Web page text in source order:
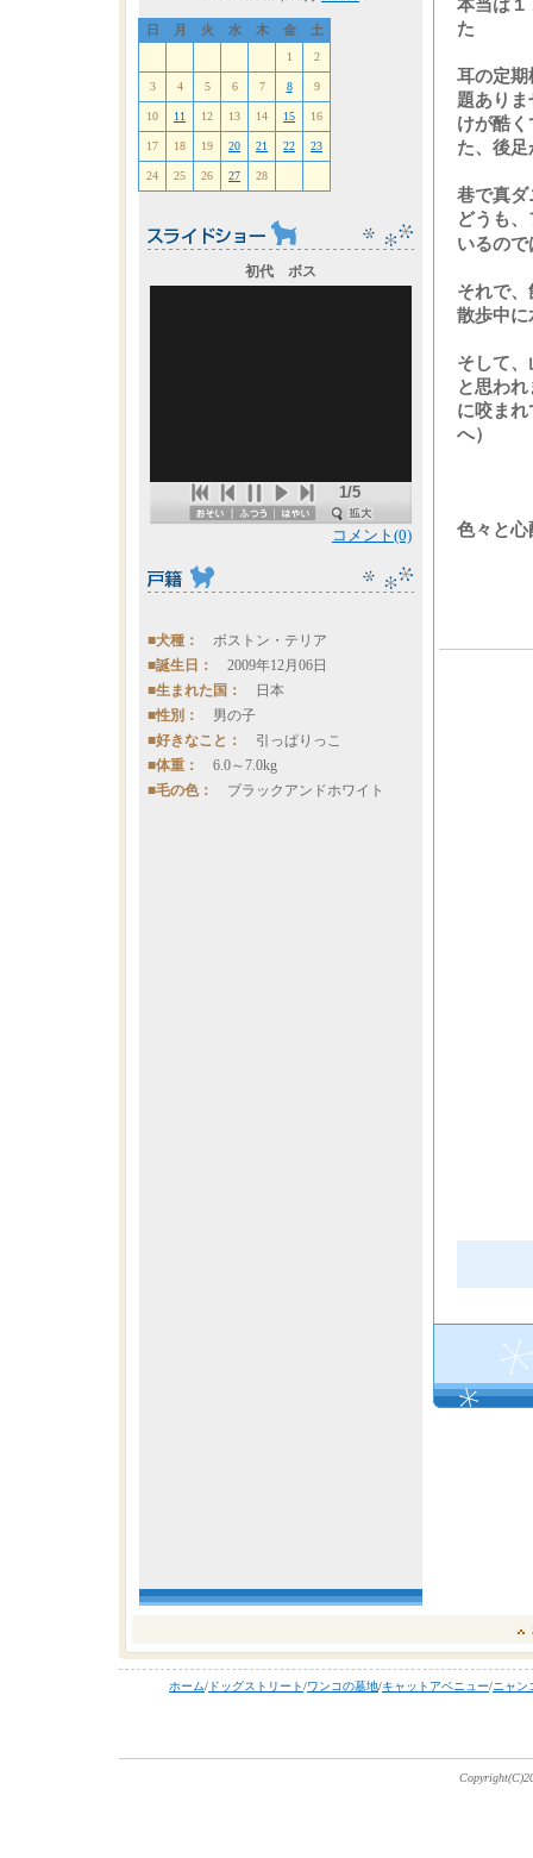
日 月 火 水 木 金 土
1 2
3 4 5 6 7 8 9
10 11 12 13 14 15 16
17 18 19 20 21 22 23
24 25 26 27 28
初代 ボス
1/5
コメント(0)
■犬種： ボストン・テリア
■誕生日： 2009年12月06日
■生まれた国：
日本
■性別： 男の子
■好きなこと： 引っぱりっこ
■体重： 6.0～7.0kg
■毛の色： ブラックアンドホワイト
本当は１
た
耳の定期
題あり
けが酷
た、後
巷で真ダ
どうも
いるの
それで
散歩中
そして
と思わ
に咬ま
へ）
色々と
ホーム/ ドッグストリート/ワンコの墓地/キャットアベニュー/ニャン